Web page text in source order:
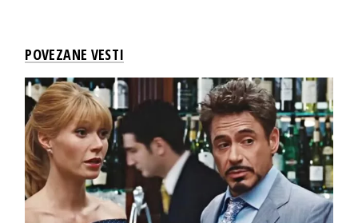
POVEZANE VESTI